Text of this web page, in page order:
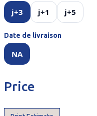
j+3 j+1 j+5
Date de livraison
NA
Price